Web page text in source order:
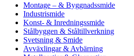
Montage – & Byggnadssmide
Industrismide
Konst- & Inredningssmide
Stålbyggen & Ståltillverkning
Svetsning & Smide
Avväxlingar & Avbärning